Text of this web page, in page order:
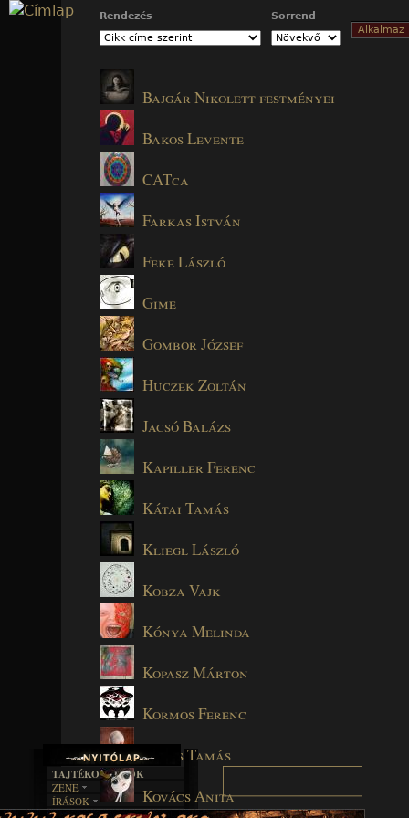
Jump to navigation
Rendezés Sorrend
Bajgár Nikolett festményei
Bakos Levente
CATca
Farkas István
Feke László
Gime
Gombor József
Huczek Zoltán
Jacsó Balázs
Kapiller Ferenc
Kátai Tamás
Kliegl László
Kobza Vajk
Kónya Melinda
Kopasz Márton
Kormos Ferenc
Kórós Tamás
Kovács Anita
TAJTÉKOS LAPOK
ZENE
EGYÜTTESEK
ÍRÁSOK
BOSZORKÁNYKONYHA